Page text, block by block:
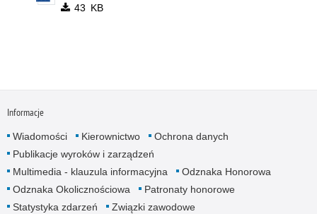
43 KB
Informacje
Wiadomości Kierownictwo
Ochrona danych
Publikacje wyroków i zarządzeń
Multimedia - klauzula informacyjna
Odznaka Honorowa
Odznaka Okolicznościowa
Patronaty honorowe
Statystyka zdarzeń
Związki zawodowe